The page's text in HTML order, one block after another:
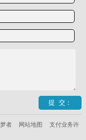
者 网站地图
支付业务许